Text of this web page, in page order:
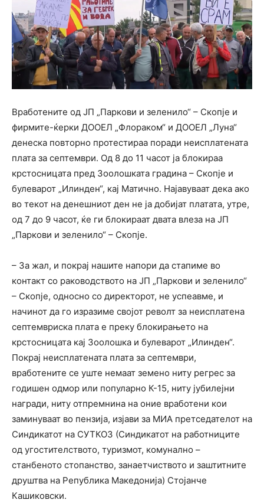
Вработените од ЈП „Паркови и зеленило“ – Скопје и
фирмите-ќерки ДООЕЛ „Флораком“ и ДООЕЛ „Луна“
денеска повторно протестираа поради неисплатената
плата за септември. Од 8 до 11 часот ја блокираа
крстосницата пред Зоолошката градина – Скопје и
булеварот „Илинден“, кај Матично. Најавуваат дека ако
во текот на денешниот ден не ја добијат платата, утре,
од 7 до 9 часот, ќе ги блокираат двата влеза на ЈП
„Паркови и зеленило“ – Скопје.
– За жал, и покрај нашите напори да стапиме во
контакт со раководството на ЈП „Паркови и зеленило“
– Скопје, односно со директорот, не успеавме, и
начинот да го изразиме својот револт за неисплатена
септемвриска плата е преку блокирањето на
крстосницата кај Зоолошка и булеварот „Илинден“.
Покрај неисплатената плата за септември,
вработените се уште немаат земено ниту регрес за
годишен одмор или популарно К-15, ниту јубилејни
награди, ниту отпремнина на оние вработени кои
заминуваат во пензија, изјави за МИА претседателот на
Синдикатот на СУТКОЗ (Синдикатот на работниците
од угостителството, туризмот, комунално –
станбеното стопанство, занаетчиството и заштитните
друштва на Република Македонија) Стојанче
Кашиковски.